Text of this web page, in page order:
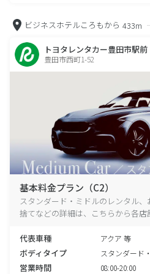
ビジネスホテルころもから 433m
トヨタレンタカー豊田市駅前
豊田市西町1-52
基本料金プラン（C2）
スタンダード・ミドルのレンタル
捨てなどの詳細は、こちらから各店
代表車種 アクア 等
ボディタイプ スタンダード
営業時間 08:00-20:00